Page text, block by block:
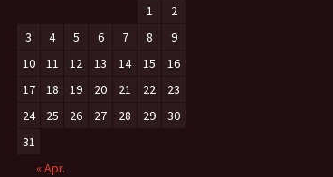
1
2
3
4 5 6 7 8
9
10
11 12 13 14 15
16
17
18 19 20 21 22
23
24
25 26 27 28 29
30
31
« Apr.